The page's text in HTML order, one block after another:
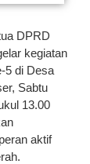
DPRD
kegiatan
5 di Desa
Sabtu
13.00
aktif